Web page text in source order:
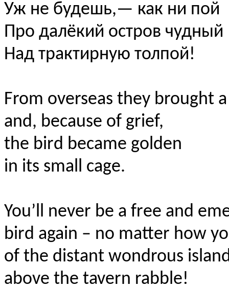
Уж не будешь,— как ни пой
Про далёкий остров чудный
Над трактирную толпой!
From overseas they brought
and, because of grief,
the bird became golden
in its small cage.
You’ll never be a free and
bird again – no matter how
of the distant wondrous
above the tavern rabble!